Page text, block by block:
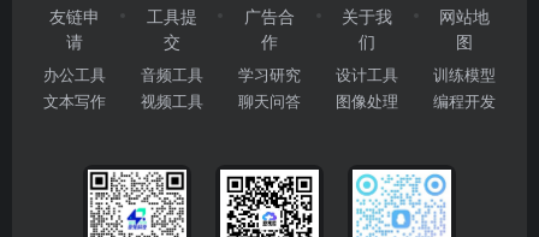
友链申
请
办公工具
文本写作
工具提
交
音频工具
视频工具
广告合
作
学习研究
聊天问答
关于我
们
设计工具
图像处理
网站地
图
训练模型
编程开发